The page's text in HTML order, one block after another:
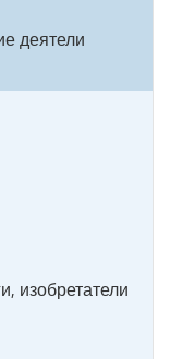
деятели
изобретатели